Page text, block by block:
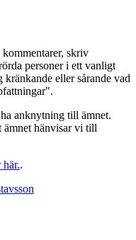
skriv
personer i ett vanligt
eller sårande vad
anknytning till ämnet.
ämnet hänvisar vi till
här..